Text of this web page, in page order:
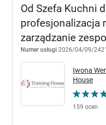
Od Szefa Kuchni
profesjonalizacja
zarządzanie
Numer usługi 2026/04/09/
Iwona
House
159 ocen